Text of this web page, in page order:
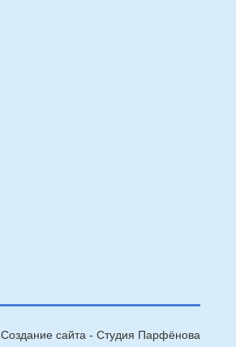
Создание сайта - Cтудия Парфёнова